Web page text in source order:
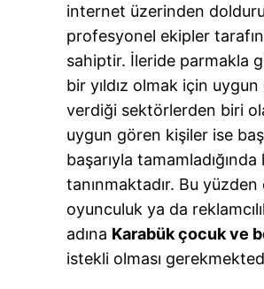
internet üzerinden
profesyonel ekipler
sahiptir. İleride parmakla
bir yıldız olmak için
verdiği sektörlerden biri
uygun gören kişiler ise
başarıyla
tanınmaktadır. Bu
oyunculuk ya da
adına Karabük çocuk ve
istekli olması